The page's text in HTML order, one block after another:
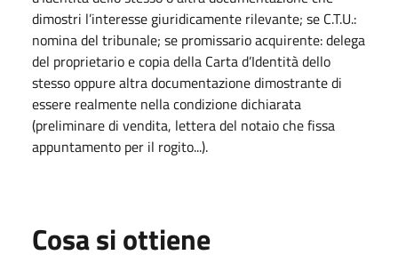
dimostri l’interesse giuridicamente rilevante; se C.T.U.:
nomina del tribunale; se promissario acquirente: delega
del proprietario e copia della Carta d’Identità dello
stesso oppure altra documentazione dimostrante di
essere realmente nella condizione dichiarata
(preliminare di vendita, lettera del notaio che fissa
appuntamento per il rogito...).
Cosa si ottiene